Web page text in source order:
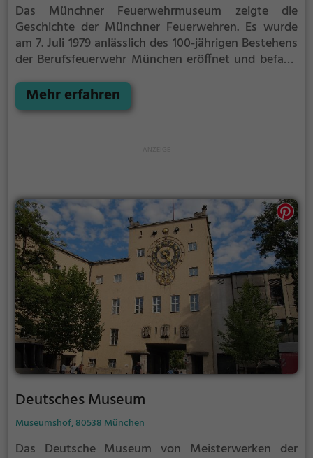
Das Münchner Feuerwehrmuseum zeigte die
Geschichte der Münchner Feuerwehren. Es wurde
am 7. Juli 1979 anlässlich des 100-jährigen Bestehens
der Berufsfeuerwehr München eröffnet und befand
Münchens. Seit dem 1. April 2019 ist das Museum
wegen umfangreicher Umbau- und
Mehr erfahren
Deutsches Museum
Museumshof, 80538 München
Das Deutsche Museum von Meisterwerken der